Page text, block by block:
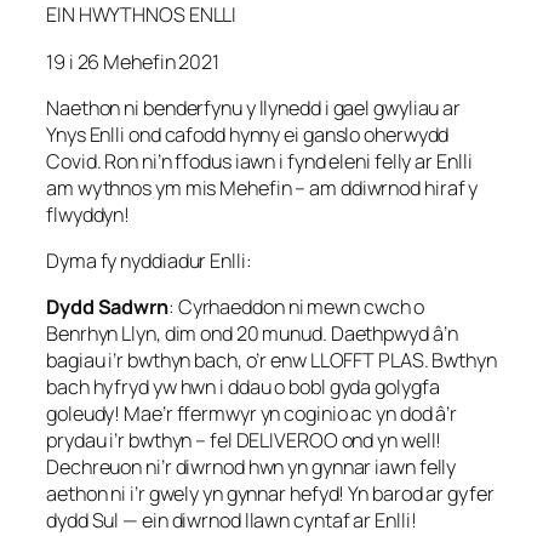
EIN HWYTHNOS ENLLI
19 i 26 Mehefin 2021
Naethon ni benderfynu y llynedd i gael gwyliau ar
Ynys Enlli ond cafodd hynny ei ganslo oherwydd
Covid. Ron ni’n ffodus iawn i fynd eleni felly ar Enlli
am wythnos ym mis Mehefin – am ddiwrnod hiraf y
flwyddyn!
Dyma fy nyddiadur Enlli:
Dydd Sadwrn: Cyrhaeddon ni mewn cwch o
Benrhyn Llyn, dim ond 20 munud. Daethpwyd â’n
bagiau i’r bwthyn bach, o’r enw LLOFFT PLAS. Bwthyn
bach hyfryd yw hwn i ddau o bobl gyda golygfa
goleudy! Mae’r ffermwyr yn coginio ac yn dod â’r
prydau i’r bwthyn – fel DELIVEROO ond yn well!
Dechreuon ni’r diwrnod hwn yn gynnar iawn felly
aethon ni i’r gwely yn gynnar hefyd! Yn barod ar gyfer
dydd Sul — ein diwrnod llawn cyntaf ar Enlli!